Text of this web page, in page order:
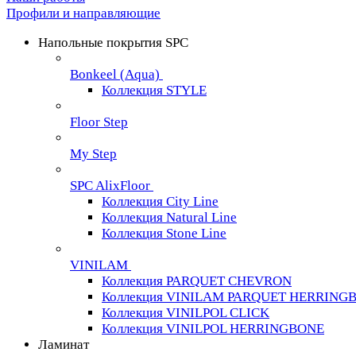
Профили и направляющие
Напольные покрытия SPC
Bonkeel (Aqua)
Коллекция STYLE
Floor Step
My Step
SPC AlixFloor
Коллекция City Line
Коллекция Natural Line
Коллекция Stone Line
VINILAM
Коллекция PARQUET CHEVRON
Коллекция VINILAM PARQUET
Коллекция VINILPOL CLICK
Коллекция VINILPOL HERRINGBONE
Ламинат